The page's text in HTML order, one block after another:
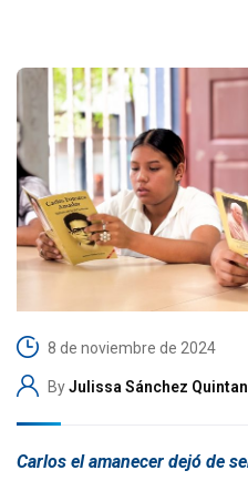
8 de noviembre de 2024
ByJulissa Sánchez
Carlos el amanecer dejó de